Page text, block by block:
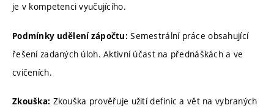
je v kompetenci vyučujícího.
Podmínky udělení zápočtu: Semestrální práce obsahující
řešení zadaných úloh. Aktivní účast na přednáškách a ve
cvičeních.
Zkouška: Zkouška prověřuje užití definic a vět na vybraných